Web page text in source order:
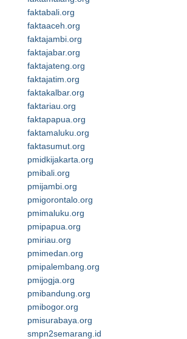
faktabali.org
faktaaceh.org
faktajambi.org
faktajabar.org
faktajateng.org
faktajatim.org
faktakalbar.org
faktariau.org
faktapapua.org
faktamaluku.org
faktasumut.org
pmidkijakarta.org
pmibali.org
pmijambi.org
pmigorontalo.org
pmimaluku.org
pmipapua.org
pmiriau.org
pmimedan.org
pmipalembang.org
pmijogja.org
pmibandung.org
pmibogor.org
pmisurabaya.org
smpn2semarang.id